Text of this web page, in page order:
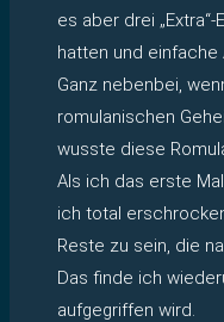
es aber drei
hatten und
Ganz nebenbei,
romulanischen
wusste diese
Als ich das erste
ich total
Reste zu sein, die
Das finde ich
aufgegriffen wird.